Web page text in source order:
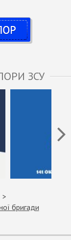
ЗСУ
бригади